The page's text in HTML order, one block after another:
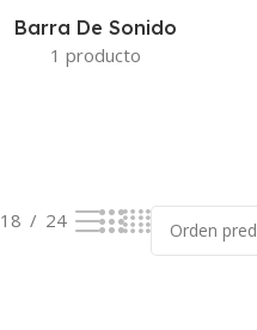
Barra De Sonido
1 producto
18 24